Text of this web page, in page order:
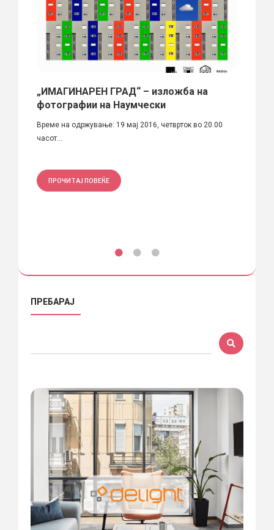
„ИМАГИНАРЕН ГРАД“ – изложба на
фотографии на Наумчески
Време на одржување: 19 мај 2016, четврток во 20.00
часот...
ПРОЧИТАЈ ПОВЕЌЕ
ПРЕБАРАЈ